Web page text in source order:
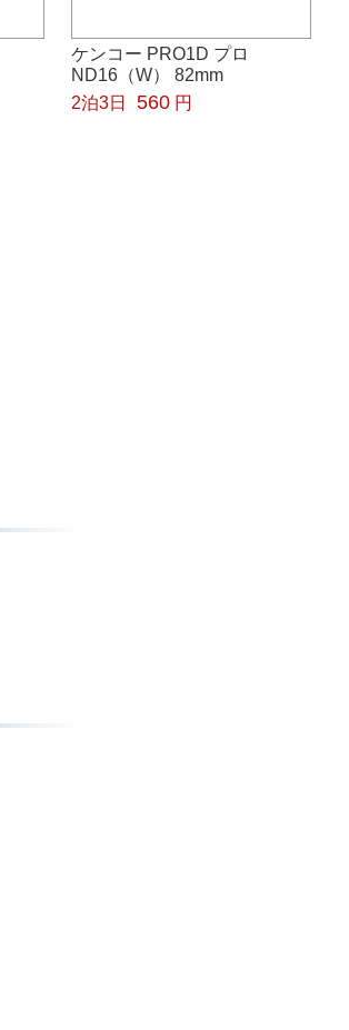
ケンコー PRO1D プロ
ND16（W） 82mm
2泊3日
560 円